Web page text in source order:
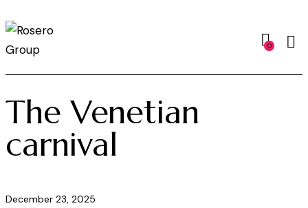
0
The Venetian
carnival
December 23, 2025